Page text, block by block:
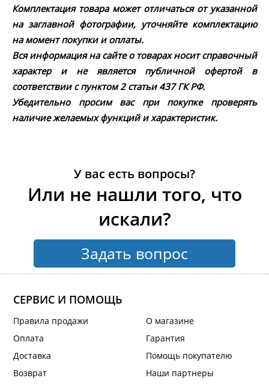
Комплектация товара может отличаться от указанной
на заглавной фотографии, уточняйте комплектацию
на момент покупки и оплаты.
Вся информация на сайте о товарах носит справочный
характер и не является публичной офертой в
соответствии с пунктом 2 статьи 437 ГК РФ.
Убедительно просим вас при покупке проверять
наличие желаемых функций и характеристик.
У вас есть вопросы?
Или не нашли того, что
искали?
Задать вопрос
СЕРВИС И ПОМОЩЬ
Правила продажи
Оплата
Доставка
Возврат
О магазине
Гарантия
Помощь покупателю
Наши партнеры